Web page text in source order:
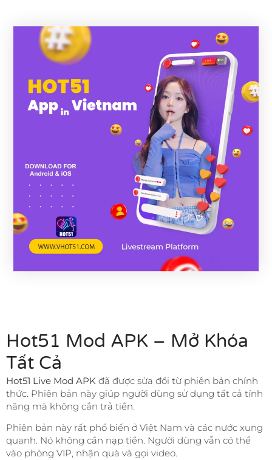
Hot51 Mod APK – Mở Khóa
Tất Cả
Hot51 Live Mod APK đã được sửa đổi từ phiên bản chính
thức. Phiên bản này giúp người dùng sử dụng tất cả tính
năng mà không cần trả tiền.
Phiên bản này rất phổ biến ở Việt Nam và các nước xung
quanh. Nó không cần nạp tiền. Người dùng vẫn có thể
vào phòng VIP, nhận quà và gọi video.